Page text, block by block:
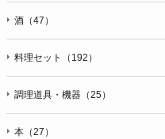
酒（47）
料理セット（192）
調理道具・機器（25）
本（27）